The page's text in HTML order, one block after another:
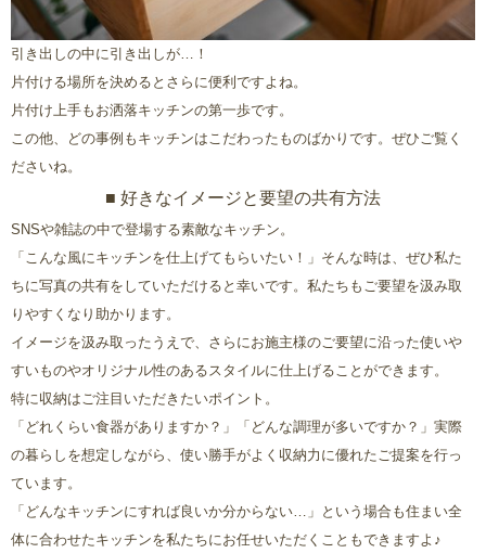
引き出しの中に引き出しが…！
片付ける場所を決めるとさらに便利ですよね。
片付け上手もお洒落キッチンの第一歩です。
この他、どの事例もキッチンはこだわったものばかりです。ぜひご覧く
ださいね。
■ 好きなイメージと要望の共有方法
SNSや雑誌の中で登場する素敵なキッチン。
「こんな風にキッチンを仕上げてもらいたい！」そんな時は、ぜひ私た
ちに写真の共有をしていただけると幸いです。私たちもご要望を汲み取
りやすくなり助かります。
イメージを汲み取ったうえで、さらにお施主様のご要望に沿った使いや
すいものやオリジナル性のあるスタイルに仕上げることができます。
特に収納はご注目いただきたいポイント。
「どれくらい食器がありますか？」「どんな調理が多いですか？」実際
の暮らしを想定しながら、使い勝手がよく収納力に優れたご提案を行っ
ています。
「どんなキッチンにすれば良いか分からない…」という場合も住まい全
体に合わせたキッチンを私たちにお任せいただくこともできますよ♪